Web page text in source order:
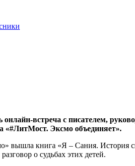
онлайн-встреча с писателем,
«#ЛитМост. Эксмо объединяет».
вышла книга «Я – Сания.
о судьбах этих детей.